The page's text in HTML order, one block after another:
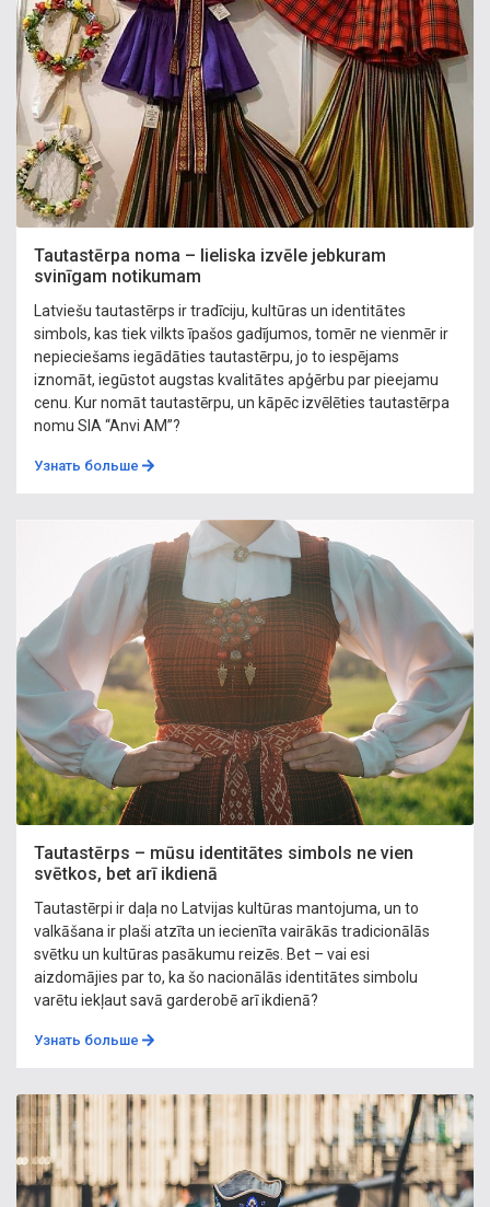
Tautastērpa noma – lieliska izvēle jebkuram
svinīgam notikumam
Latviešu tautastērps ir tradīciju, kultūras un identitātes
simbols, kas tiek vilkts īpašos gadījumos, tomēr ne vienmēr ir
nepieciešams iegādāties tautastērpu, jo to iespējams
iznomāt, iegūstot augstas kvalitātes apģērbu par pieejamu
cenu. Kur nomāt tautastērpu, un kāpēc izvēlēties tautastērpa
nomu SIA “Anvi AM”?
Узнать больше
Tautastērps – mūsu identitātes simbols ne vien
svētkos, bet arī ikdienā
Tautastērpi ir daļa no Latvijas kultūras mantojuma, un to
valkāšana ir plaši atzīta un iecienīta vairākās tradicionālās
svētku un kultūras pasākumu reizēs. Bet – vai esi
aizdomājies par to, ka šo nacionālās identitātes simbolu
varētu iekļaut savā garderobē arī ikdienā?
Узнать больше